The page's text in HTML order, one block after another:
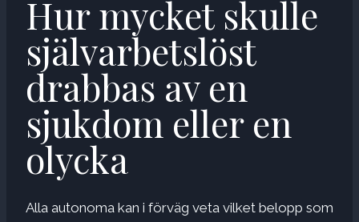
Hur mycket skulle
självarbetslöst
drabbas av en
sjukdom eller en
olycka
Alla autonoma kan i förväg veta vilket belopp som